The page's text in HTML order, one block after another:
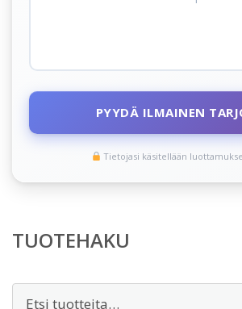
PYYDÄ ILMAINEN
Tietojasi käsitellään
TUOTEHAKU